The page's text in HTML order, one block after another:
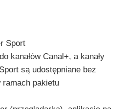
Sport
kanałów Canal+, a kanały
są udostępniane bez
ramach pakietu